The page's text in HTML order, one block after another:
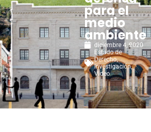
para el
medio
ambiente
diciembre 4, 2020
Estado de
Derecho,
Investigación,
Video